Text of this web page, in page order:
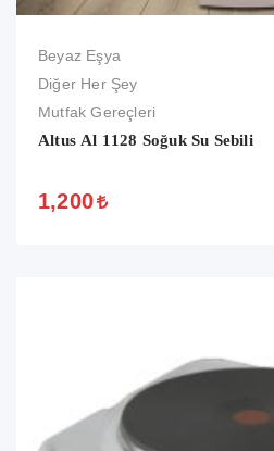
Beyaz Eşya
Diğer Her Şey
Mutfak Gereçleri
Altus Al 1128 Soğuk Su Sebili
1,200